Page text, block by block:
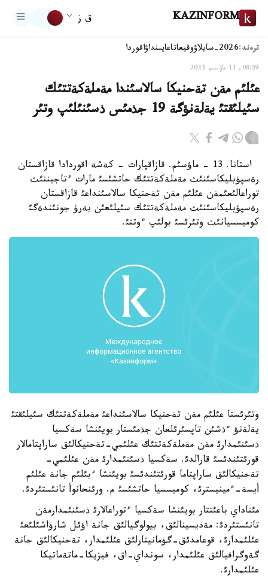
KAZINFORM ق ز
ترەند:2026-سايلاۋ وقيعاتاعايىنداۋاقوردا
08:59, 13 ماۋسىم 2013
عئلئم مةن تةحنيكا سالاسئندا مةملةكةتتئك
سئيلئقتئ يةلةنؤگة 19 جذمئس ذسئنئلئپ وتئر
استانا. 13 - ماؤسئم. قازاقپارات - كةشة اقوردادا قازاقستان
رةسپؤبليكاسئنئث مةملةكةتتئك حاتشئسئ مارات ءتاجيننئث
توراعالئعئمةن عئلئم مةن تةحنيكا سالاسئنداعئ قازاقستان
رةسپؤبليكاسئنئث مةملةكةتتئك سئيلئعئن بةرؤ جونئندةگئ
كوميسسيانئث وتئرئسئ بولئپ ءوتتئ.
وتئرئستا عئلئم مةن تةحنيكا سالاسئنداعئ مةملةكةتتئك سئيلئقتئ
يةلةنؤ ءذشئن تاپسئرئلعان جذمئستار بويئنشا سةكسيا
ذسئنئمدارئ مةن مةملةكةتتئك عئلئمي-تةحنيكالئق ساراپتامالار
قورئتئندئسئ قارالدئ. سةكسيا ذسئنئمدارئ مةن عئلئمي-
تةحنيكالئق ساراپتاما قورئتئندئسئ بويئنشا ءبئلئم جانة عئلئم
أيسة-ءمينيسترئ، كوميسسيا حاتشئسئ م. ورئنحانوأ تانئستئردئ.
مئناداي باعئتتار بويئنشا سةكسيا ءتوراعالارئ ذسئنئمدارمةن
تانئستئردئ: مةديسينالئق، بيولوگيالئق جانة اؤئل شارؤاشئلئعئ
عئلئمدارئ، قوعامدئق-گؤمانيتارلئق عئلئمدار، تةحنيكالئق جانة
گةوگرافيالئق عئلئمدار، سونداي-اق، فيزيكا-ماتةماتيكا
عئلئمدارئ.